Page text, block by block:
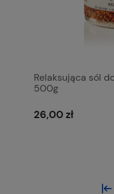
Relaksująca sól
500g
26,00 zł
«